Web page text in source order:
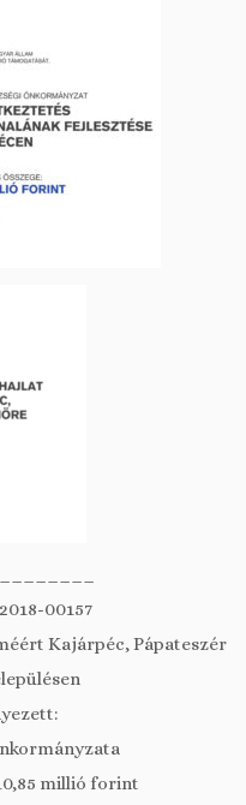
00157
Kajárpéc, Pápateszér
millió forint